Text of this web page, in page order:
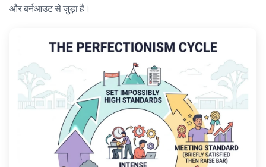
और बर्नआउट से जुड़ा है।